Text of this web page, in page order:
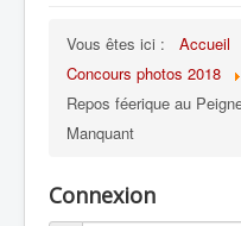
TOUT SUR LE GUMS
ESCALADE
ALPINISME
Vous êtes ici : Accueil
Concours photos 2018
Repos féerique au
Manquant
Connexion